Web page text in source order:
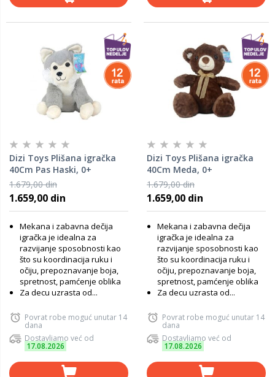
Dizi Toys Plišana igračka
40Cm Pas Haski, 0+
1.679,00 din
1.659,00 din
Mekana i zabavna dečija
igračka je idealna za
razvijanje sposobnosti kao
što su koordinacija ruku i
očiju, prepoznavanje boja,
spretnost, pamćenje oblika
Za decu uzrasta od...
Povrat robe moguć unutar 14
dana
Dostavljamo već od
17.08.2026
Dizi Toys Plišana igračka
40Cm Meda, 0+
1.679,00 din
1.659,00 din
Mekana i zabavna dečija
igračka je idealna za
razvijanje sposobnosti kao
što su koordinacija ruku i
očiju, prepoznavanje boja,
spretnost, pamćenje oblika
Za decu uzrasta od...
Povrat robe moguć unutar 14
dana
Dostavljamo već od
17.08.2026